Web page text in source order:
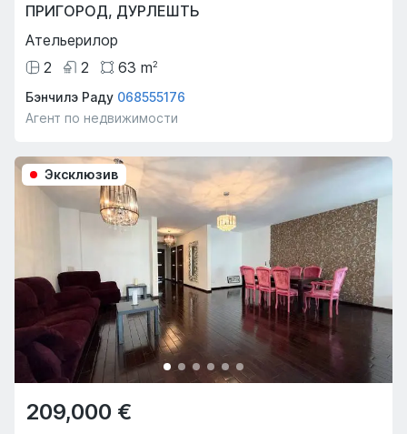
ПРИГОРОД, ДУРЛЕШТЬ
Ательерилор
2
2 63 m2
Бэнчилэ Раду 068555176
Агент по недвижимости
Эксклюзив
209,000 €